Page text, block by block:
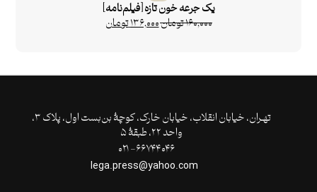
یک جرعه خون تازه [فیلم‌نامه]
۱۶۰,۰۰۰تومان۱۳۶,۰۰۰تومان
تهـران،‌ خیابان انقلاب، خیابان خارک، کوچۀ بن‌بست اول، پلاک ۳،
واحد ۲۲، طبقۀ ۵